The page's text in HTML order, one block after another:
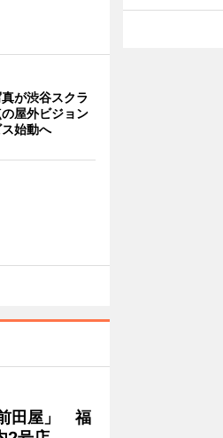
が渋谷スクラ
屋外ビジョン
始動へ
田屋」 福